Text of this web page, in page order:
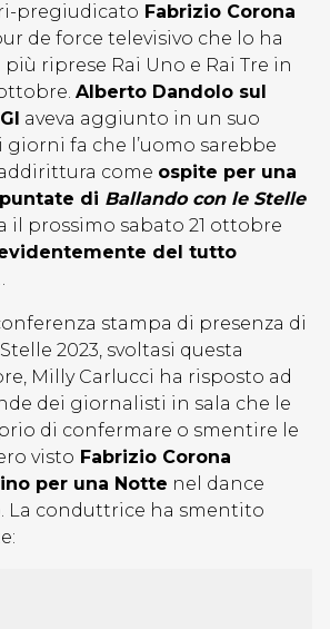
pregiudicato Fabrizio Corona
de force televisivo che lo ha
riprese Rai Uno e Rai Tre in
Alberto Dandolo sul
aveva aggiunto in un suo
fa che l’uomo sarebbe
come ospite per una
di Ballando con le Stelle
il prossimo sabato 21 ottobre
del tutto
stampa di presenza di
2023, svoltasi questa
Milly Carlucci ha risposto ad
dei giornalisti in sala che le
di confermare o smentire le
visto Fabrizio Corona
per una Notte nel dance
La conduttrice ha smentito